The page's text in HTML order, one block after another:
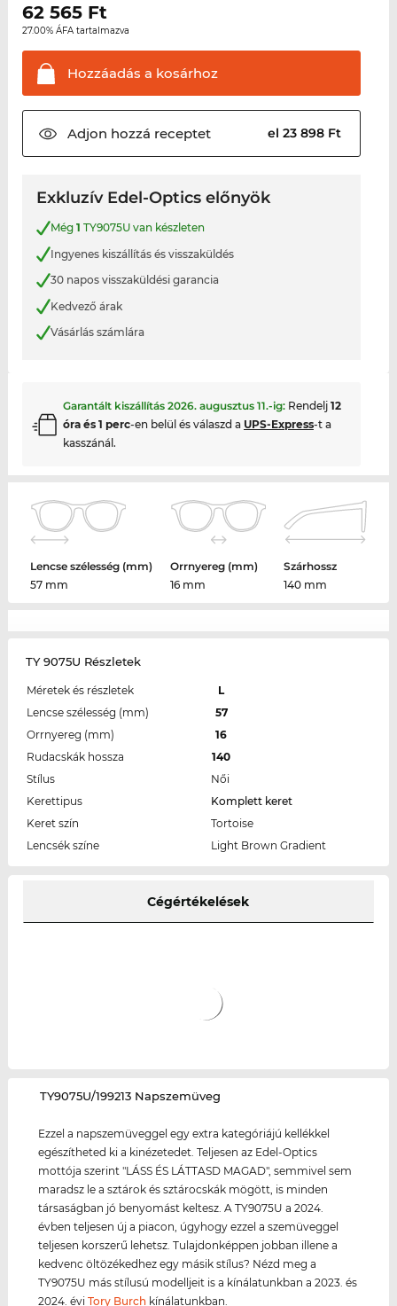
62 565Ft
27.00% ÁFA tartalmazva
Hozzáadás a kosárhoz
Adjon hozzá receptet el 23 898 Ft
Exkluzív Edel-Optics előnyök
Még 1 TY9075U van készleten
Ingyenes kiszállítás és visszaküldés
30 napos visszaküldési garancia
Kedvező árak
Vásárlás számlára
Garantált kiszállítás 2026. augusztus 11.-ig: Rendelj 12
óra és 1 perc-en belül és válaszd a UPS-Express-t a
kasszánál.
Lencse szélesség (mm)
57 mm
Orrnyereg (mm)
16 mm
Szárhossz
140 mm
TY 9075U Részletek
Méretek és részletek
L
Lencse szélesség (mm)
57
Orrnyereg (mm)
16
Rudacskák hossza
140
Stílus
Női
Kerettipus
Komplett keret
Keret szín
Tortoise
Lencsék színe
Light Brown Gradient
Cégértékelések
‌TY9075U/199213 Napszemüveg
Ezzel a napszemüveggel egy extra kategóriájú kellékkel
egészítheted ki a kinézetedet. Teljesen az Edel-Optics
mottója szerint "LÁSS ÉS LÁTTASD MAGAD", semmivel sem
maradsz le a sztárok és sztárocskák mögött, is minden
társaságban jó benyomást keltesz. A TY9075U a 2024.
évben teljesen új a piacon, úgyhogy ezzel a szemüveggel
teljesen korszerű lehetsz. Tulajdonképpen jobban illene a
kedvenc öltözékedhez egy másik stílus? Nézd meg a
TY9075U más stílusú modelljeit is a kínálatunkban a 2023. és
2024. éviTory Burch kínálatunkban.